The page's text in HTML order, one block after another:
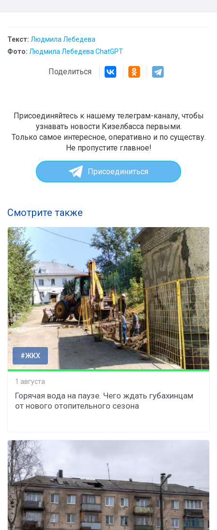
Текст: Людмила Лебедева
Фото: Людмила Лебедева ChatGPT
Поделиться
Присоединяйтесь к нашему телеграм-каналу, чтобы
узнавать новости Кизелбасса первыми.
Только самое интересное, оперативно и по существу.
Не пропустите главное!
Присоединиться
Смотрите также
#ЖКХ
1 августа
Горячая вода на паузе. Чего ждать губахинцам
от нового отопительного сезона